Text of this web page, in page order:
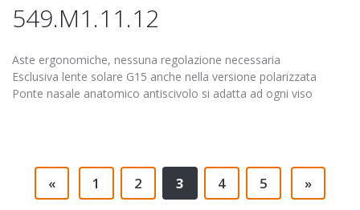
549.M1.11.12
Aste ergonomiche, nessuna regolazione necessaria
Esclusiva lente solare G15 anche nella versione polarizzata
Ponte nasale anatomico antiscivolo si adatta ad ogni viso
« 1 2 3 4 5 »